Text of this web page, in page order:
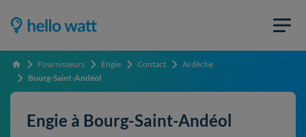
Accueil Fournisseurs Engie Contact
Ardèche
Bourg-Saint-Andéol
Engie à Bourg-Saint-Andéol